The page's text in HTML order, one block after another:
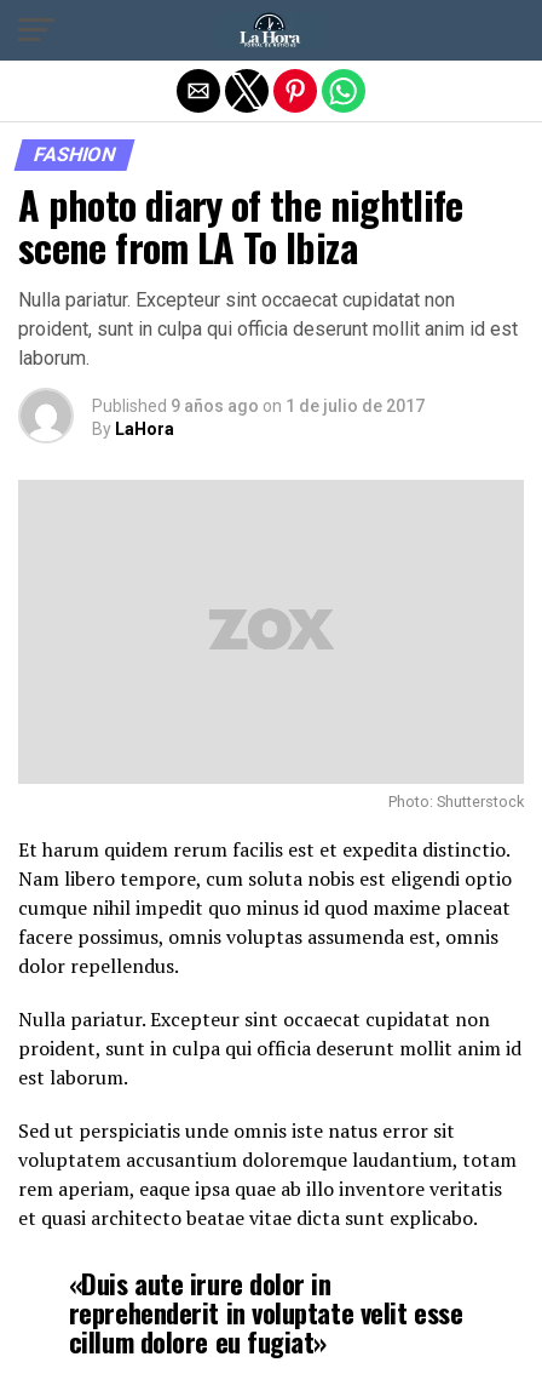
FASHION
A photo diary of the nightlife
scene from LA To Ibiza
Nulla pariatur. Excepteur sint occaecat cupidatat non
proident, sunt in culpa qui officia deserunt mollit anim id est
laborum.
Published 9 años ago on 1 de julio de 2017
By LaHora
Photo: Shutterstock
Et harum quidem rerum facilis est et expedita distinctio.
Nam libero tempore, cum soluta nobis est eligendi optio
cumque nihil impedit quo minus id quod maxime placeat
facere possimus, omnis voluptas assumenda est, omnis
dolor repellendus.
Nulla pariatur. Excepteur sint occaecat cupidatat non
proident, sunt in culpa qui officia deserunt mollit anim id
est laborum.
Sed ut perspiciatis unde omnis iste natus error sit
voluptatem accusantium doloremque laudantium, totam
rem aperiam, eaque ipsa quae ab illo inventore veritatis
et quasi architecto beatae vitae dicta sunt explicabo.
«Duis aute irure dolor in
reprehenderit in voluptate velit esse
cillum dolore eu fugiat»
Salir de la versión móvil